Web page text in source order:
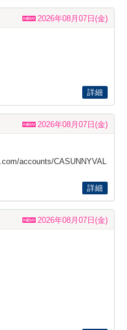
2026年08月07日(金)
詳細
2026年08月07日(金)
accounts/CASUNNYVAL
詳細
2026年08月07日(金)